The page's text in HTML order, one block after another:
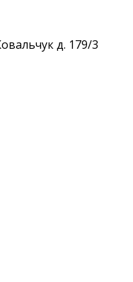
д. 179/3